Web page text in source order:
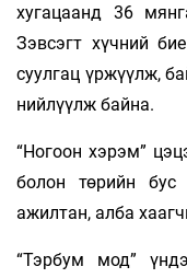
хугацаанд 36
Зэвсэгт хүчний
суулгац үржүүлж,
нийлүүлж байна.
“Ногоон хэрэм”
болон төрийн бус
ажилтан, алба
“Тэрбум мод”